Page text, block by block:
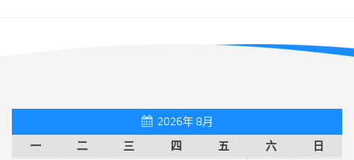
2026年 8月
一
二 三 四 五 六 日